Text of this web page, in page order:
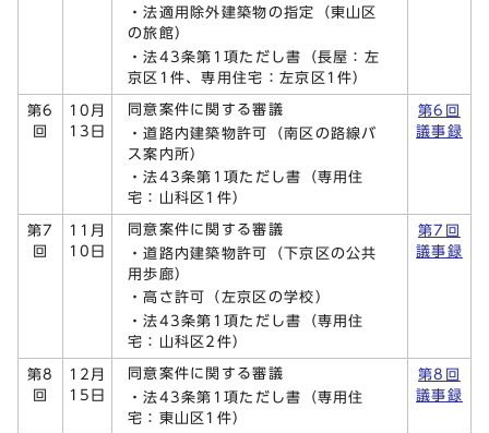
・法適用除外建築物の指定（東山区
の旅館）
・法43条第1項ただし書（長屋：左
京区1件、専用住宅：左京区1件）
第6
回
10月
13日
同意案件に関する審議
・道路内建築物許可（南区の路線バ
ス案内所）
・法43条第1項ただし書（専用住
宅：山科区1件）
第6回
議事録
第7
回
11月
10日
同意案件に関する審議
・道路内建築物許可（下京区の公共
用歩廊）
・高さ許可（左京区の学校）
・法43条第1項ただし書（専用住
宅：山科区2件）
第7回
議事録
第8
回
12月
15日
同意案件に関する審議
・法43条第1項ただし書（専用住
宅：東山区1件）
第8回
議事録